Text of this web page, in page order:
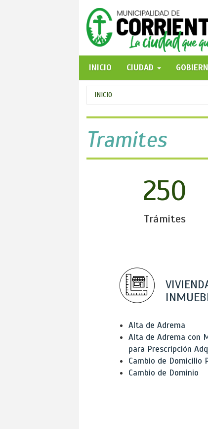
INICIO
CIUDAD
Se
encuentra
usted
aquí
INICIO
Tramites
250
Trámites
Alta de Adrema
Alta de Adrema con
para Prescripción
Cambio de Domicilio
Cambio de Dominio